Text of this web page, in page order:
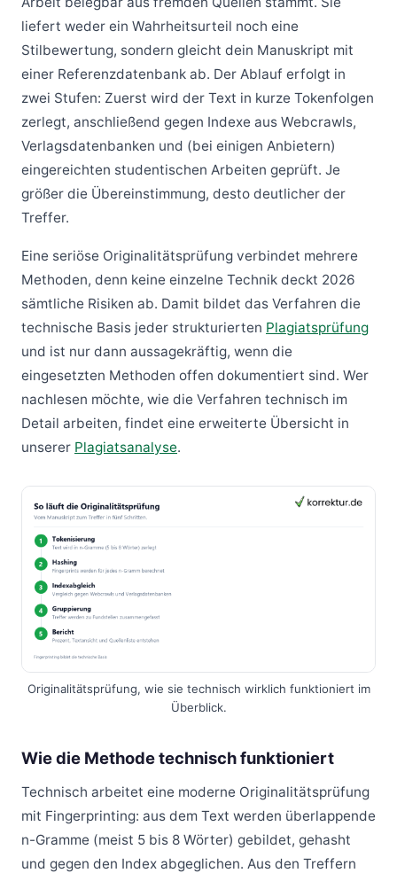
liefert weder ein Wahrheitsurteil noch eine
Stilbewertung, sondern gleicht dein Manuskript mit
einer Referenzdatenbank ab. Der Ablauf erfolgt in
zwei Stufen: Zuerst wird der Text in kurze Tokenfolgen
zerlegt, anschließend gegen Indexe aus Webcrawls,
Verlagsdatenbanken und (bei einigen Anbietern)
eingereichten studentischen Arbeiten geprüft. Je
größer die Übereinstimmung, desto deutlicher der
Treffer.
Eine seriöse Originalitätsprüfung verbindet mehrere
Methoden, denn keine einzelne Technik deckt 2026
sämtliche Risiken ab. Damit bildet das Verfahren die
technische Basis jeder strukturierten Plagiatsprüfung
und ist nur dann aussagekräftig, wenn die
eingesetzten Methoden offen dokumentiert sind. Wer
nachlesen möchte, wie die Verfahren technisch im
Detail arbeiten, findet eine erweiterte Übersicht in
unserer Plagiatsanalyse.
Originalitätsprüfung, wie sie technisch wirklich funktioniert im
Überblick.
Wie die Methode technisch funktioniert
Technisch arbeitet eine moderne Originalitätsprüfung
mit Fingerprinting: aus dem Text werden überlappende
n-Gramme (meist 5 bis 8 Wörter) gebildet, gehasht
und gegen den Index abgeglichen. Aus den Treffern